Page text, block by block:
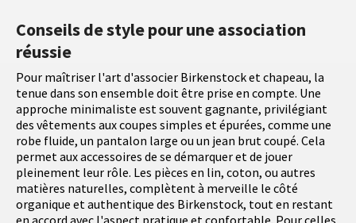
Conseils de style pour une association
réussie
Pour maîtriser l'art d'associer Birkenstock et chapeau, la
tenue dans son ensemble doit être prise en compte. Une
approche minimaliste est souvent gagnante, privilégiant
des vêtements aux coupes simples et épurées, comme une
robe fluide, un pantalon large ou un jean brut coupé. Cela
permet aux accessoires de se démarquer et de jouer
pleinement leur rôle. Les pièces en lin, coton, ou autres
matières naturelles, complètent à merveille le côté
organique et authentique des Birkenstock, tout en restant